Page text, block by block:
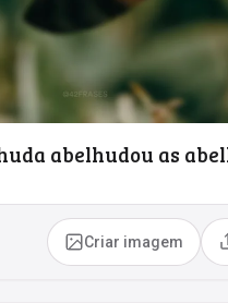
abelhudou as
Criar imagem